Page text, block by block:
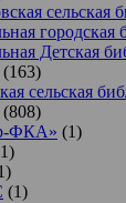
сельская
городская
Детская
(163)
сельская
(808)
ФКА» (1)
(1)